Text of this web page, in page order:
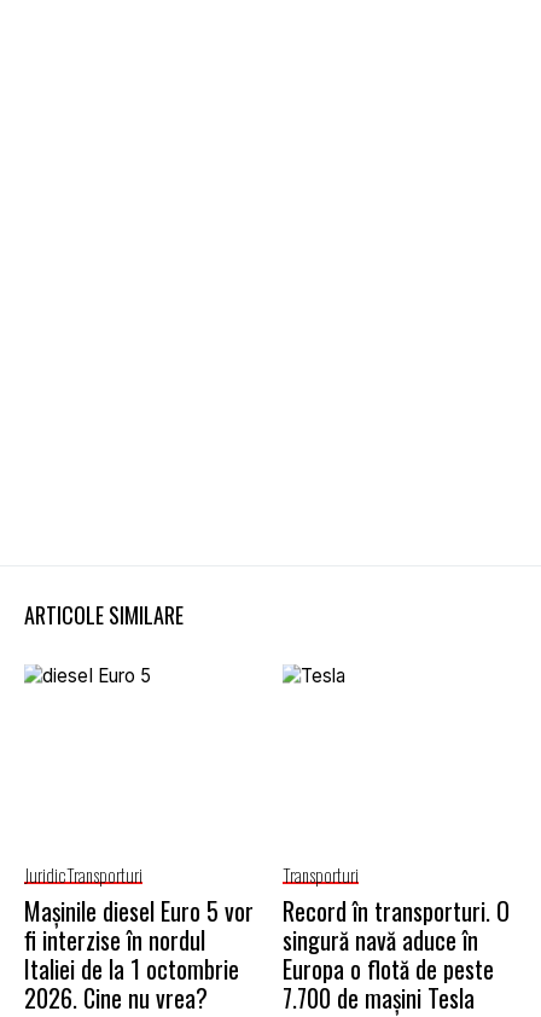
ARTICOLE SIMILARE
JuridicTransporturi
Mașinile diesel Euro 5 vor
fi interzise în nordul
Italiei de la 1 octombrie
2026. Cine nu vrea?
Transporturi
Record în transporturi. O
singură navă aduce în
Europa o flotă de peste
7.700 de mașini Tesla